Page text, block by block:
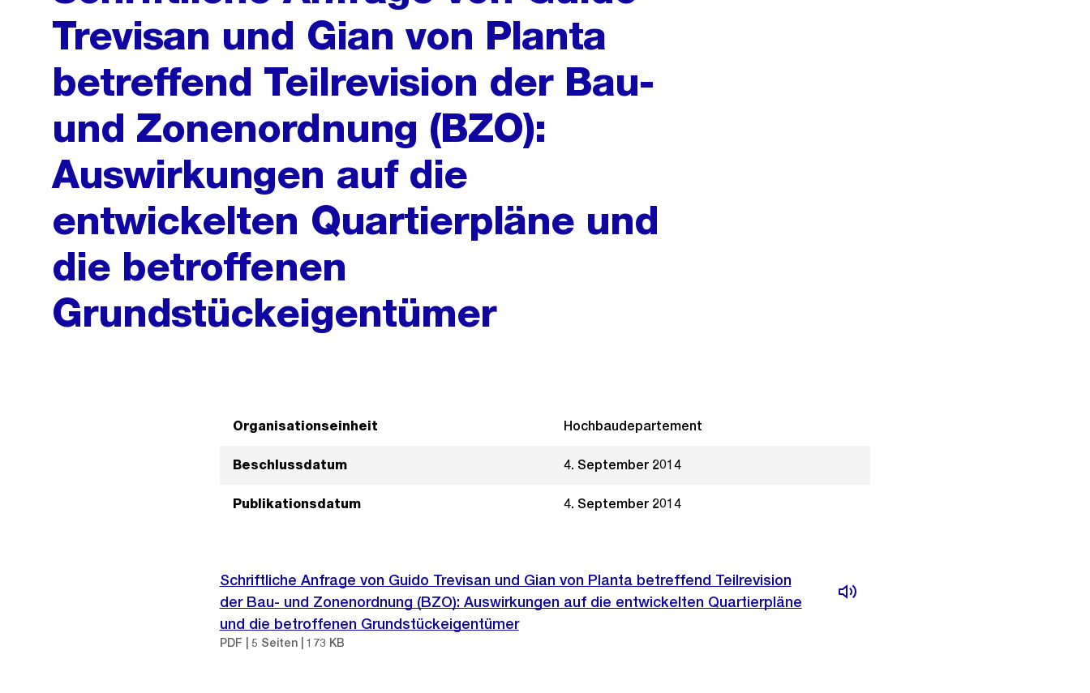
Trevisan und Gian von Planta
betreffend Teilrevision der Bau-
und Zonenordnung (BZO):
Auswirkungen auf die
entwickelten Quartierpläne und
die betroffenen
Grundstückeigentümer
Organisationseinheit Hochbaudepartement
Beschlussdatum 4. September 2014
Publikationsdatum 4. September 2014
Schriftliche Anfrage von Guido Trevisan und Gian von Planta betreffend Teilrevision
der Bau- und Zonenordnung (BZO): Auswirkungen auf die entwickelten Quartierpläne
und die betroffenen Grundstückeigentümer
PDF | 5 Seiten | 173 KB